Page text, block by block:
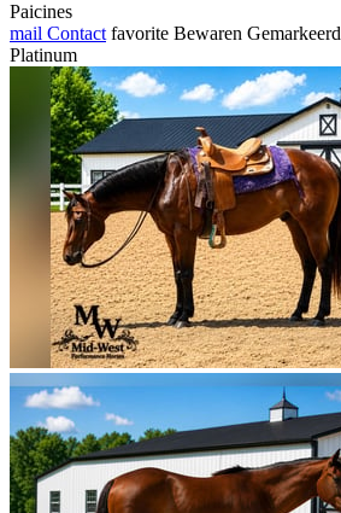
Paicines
mail Contact favorite Bewaren Gemarkeerd
Platinum